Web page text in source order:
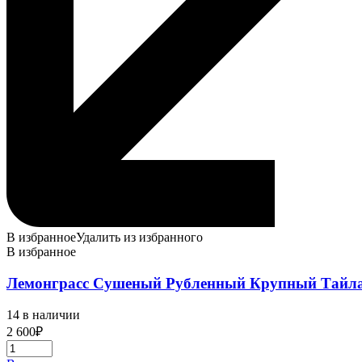
В избранноеУдалить из избранного
В избранное
Лемонграсс Сушеный Рубленный Крупный
14 в наличии
2 600₽